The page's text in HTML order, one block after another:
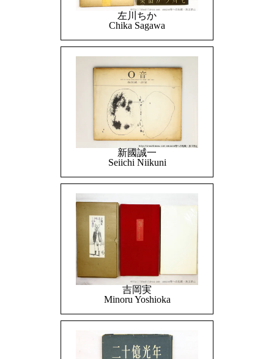
左川ちか
Chika Sagawa
新國誠一
Seiichi Niikuni
吉岡実
Minoru Yoshioka